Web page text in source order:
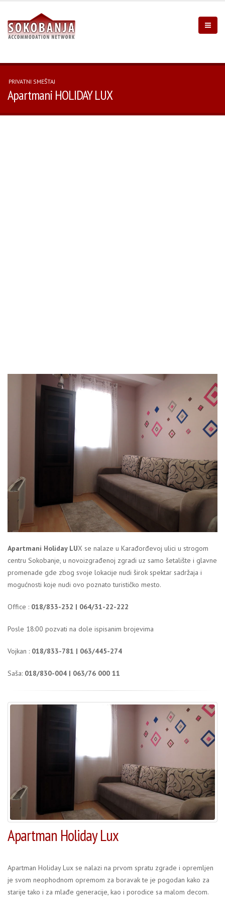
PRIVATNI SMEŠTAJ
Apartmani HOLIDAY LUX
Apartmani Holiday LUX se nalaze u Karađorđevoj ulici u strogom
centru Sokobanje, u novoizgrađenoj zgradi uz samo šetalište i glavne
promenade gde zbog svoje lokacije nudi širok spektar sadržaja i
mogućnosti koje nudi ovo poznato turističko mesto.
Office : 018/833-232 | 064/31-22-222
Posle 18:00 pozvati na dole ispisanim brojevima
Vojkan : 018/833-781 | 063/445-274
Saša: 018/830-004 | 063/76 000 11
Apartman Holiday Lux
Apartman Holiday Lux se nalazi na prvom spratu zgrade i opremljen
je svom neophodnom opremom za boravak te je pogodan kako za
starije tako i za mlađe generacije, kao i porodice sa malom decom.